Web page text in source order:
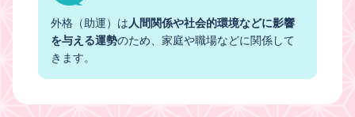
外格（助運）は 人間関係や社会的環境などに影響
を与える運勢のため、家庭や職場などに関係して
きます。